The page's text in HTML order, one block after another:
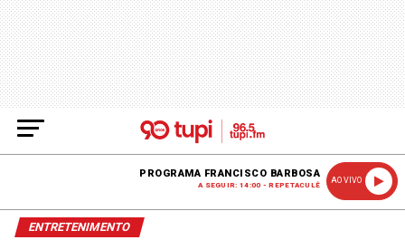
PROGRAMA FRANCISCO BARBOSA
A SEGUIR: 14:00 - REPETACULÊ
AO VIVO
ENTRETENIMENTO